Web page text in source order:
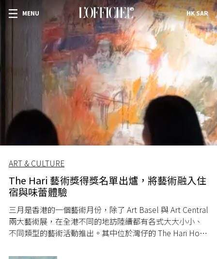
MENU HK SAR
ART & CULTURE
The Hari 藝術獎得獎名單出爐，將藝術融入住
宿與味蕾體驗
三月是香港的一個藝術月份，除了 Art Basel 與 Art Central
兩大藝術展，在全港不同的地訪陸續都有各式大大小小、
不同類型的藝術活動推出。其中位於灣仔的 The Hari Hong